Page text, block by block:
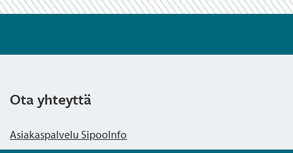
Ota yhteyttä
Asiakaspalvelu SipooInfo